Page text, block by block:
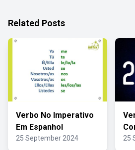
Related Posts
Verbo No Imperativo
Em Espanhol
25 September 2024 25